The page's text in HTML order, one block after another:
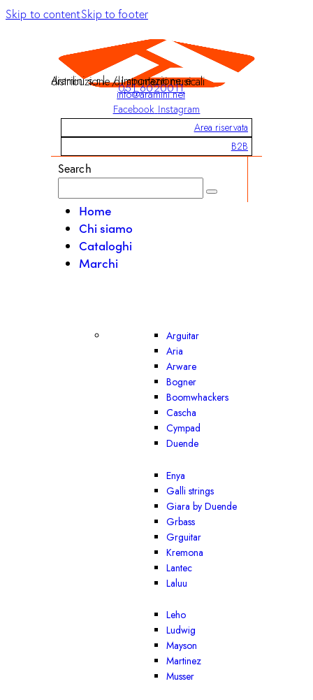
Skip to contentSkip to footer
Aramini s.r.l. / Importazione e distribuzione di strumenti musicali
051 6020011
info@aramini.net
Facebook Instagram
Area riservata
B2B
Search
Home
Chi siamo
Cataloghi
Marchi
Arguitar
Aria
Arware
Bogner
Boomwhackers
Cascha
Cympad
Duende
Enya
Galli strings
Giara by Duende
Grbass
Grguitar
Kremona
Lantec
Laluu
Leho
Ludwig
Mayson
Martinez
Musser